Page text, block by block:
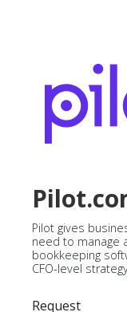
Pilot gives
need to manage
bookkeeping
CFO-level
Request